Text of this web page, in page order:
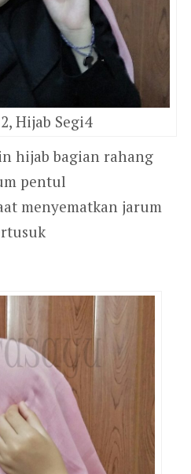
Hijab Segi4
hijab bagian rahang
pentul
menyematkan jarum